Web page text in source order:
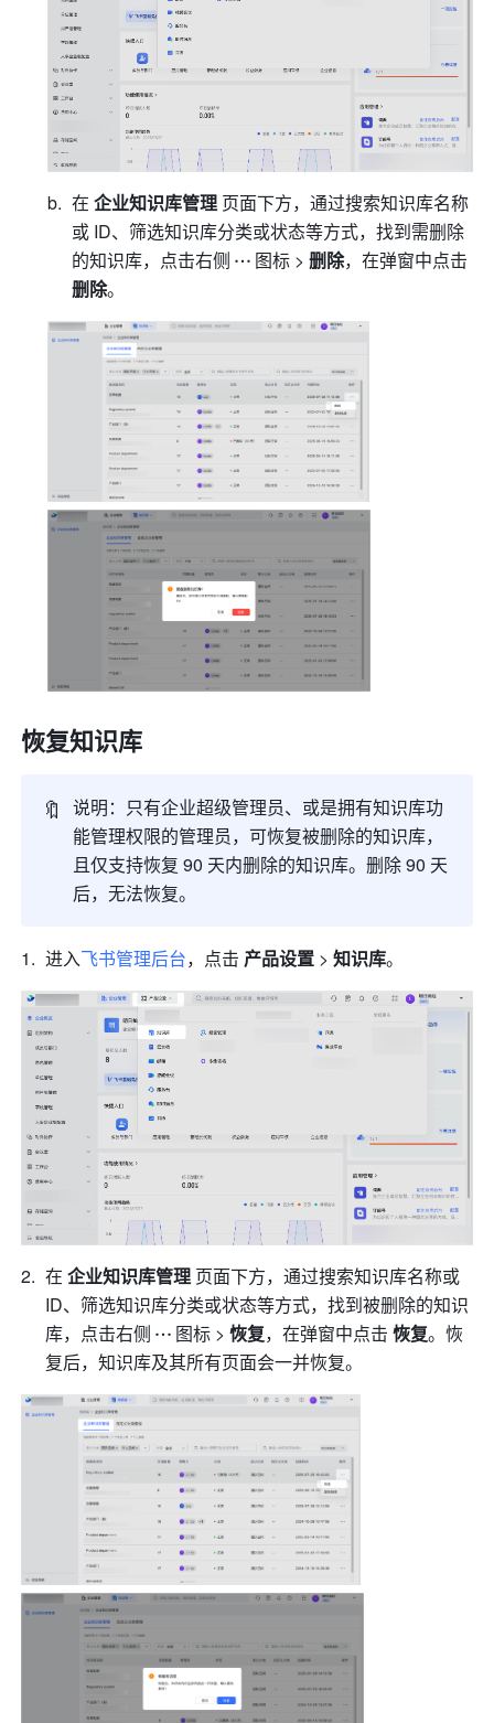
在 企业知识库管理 页面下方，通过搜索知识库名称
或 ID、筛选知识库分类或状态等方式，找到需删除
的知识库，点击右侧
图标 > 删除
删除。
恢复知识库
🔖
说明：只有企业超级管理员、或是拥有知识库功
能管理权限的管理员，可恢复被删除的知识库，
且仅支持恢复 90 天内删除的知识库。删除 90 天
后，无法恢复。
进入飞书管理后台，点击 产品设置 > 知识库。
在 企业知识库管理 页面下方，通过搜索知识库名称或
ID、筛选知识库分类或状态等方式，找到被删除的知识
库，点击右侧
图标 > 恢复，在弹窗中点击 恢复。恢
复后，知识库及其所有页面会一并恢复。